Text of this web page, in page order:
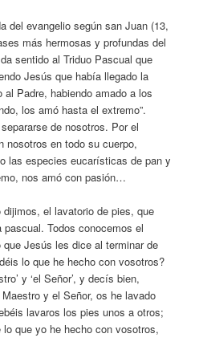
del evangelio según san Juan (13,
más hermosas y profundas del
sentido al Triduo Pascual que
Jesús que había llegado la
Padre, habiendo amado a los
los amó hasta el extremo”.
de nosotros. Por el
nosotros en todo su cuerpo,
las especies eucarísticas de pan y
nos amó con pasión…
el lavatorio de pies, que
Todos conocemos el
Jesús les dice al terminar de
lo que he hecho con vosotros?
y ‘el Señor’, y decís bien,
y el Señor, os he lavado
lavaros los pies unos a otros;
que yo he hecho con vosotros,